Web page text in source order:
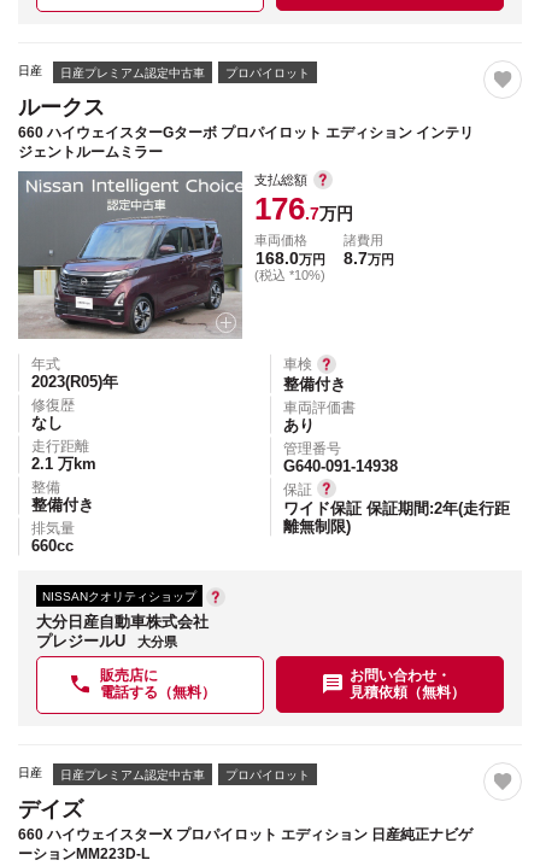
日産 日産プレミアム認定中古車 プロパイロット
ルークス
660 ハイウェイスターGターボ プロパイロット エディション インテリ
ジェントルームミラー
支払総額
176.7万円
車両価格
168.0万円
(税込 *10%)
諸費用
8.7万円
年式
2023(R05)年
修復歴
なし
走行距離
2.1 万km
整備
整備付き
排気量
660cc
車検
整備付き
車両評価書
あり
管理番号
G640-091-14938
保証
ワイド保証 保証期間:2年(走行距
離無制限)
NISSANクオリティショップ
大分日産自動車株式会社
プレジールU
大分県
販売店に
電話する（無料）
お問い合わせ・
見積依頼（無料）
日産 日産プレミアム認定中古車 プロパイロット
デイズ
660 ハイウェイスターX プロパイロット エディション 日産純正ナビゲ
ーションMM223D-L